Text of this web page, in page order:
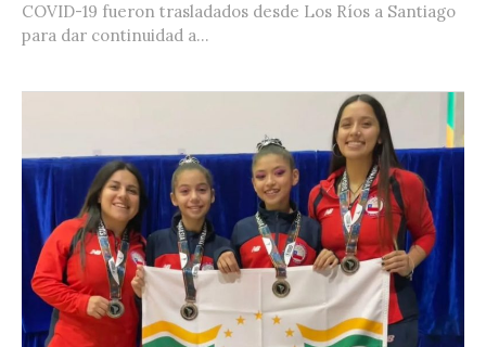
COVID-19 fueron trasladados desde Los Ríos a Santiago
para dar continuidad a...